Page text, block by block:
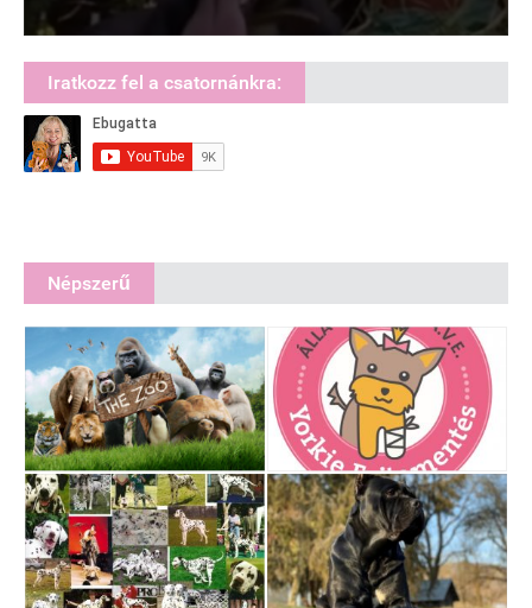
Iratkozz fel a csatornánkra:
Népszerű